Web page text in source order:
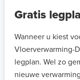
Gratis
Wanneer u kiest
Vloerverwarming-
legplan. Wel zo
nieuwe